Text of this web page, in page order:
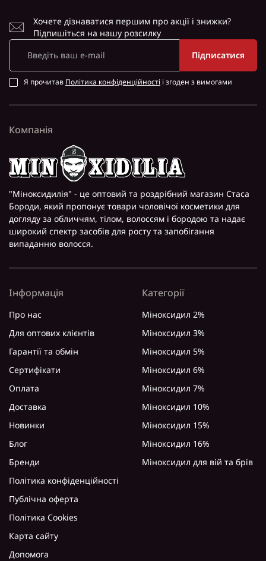
Хочете дізнаватися першим про акції і знижки?
Підпишіться на нашу розсилку
Підписатися
Я прочитав Політика конфіденційності і згоден з вимогами
Компанія
"Міноксидилія" - це оптовий та роздрібний магазин Стаса
Бороди, який пропонує товари чоловічої косметики для
догляду за обличчям, тілом, волоссям і бородою та надає
широкий спектр засобів для росту та запобігання
випаданню волосся.
Інформація
Про нас
Для оптових клієнтів
Гарантії та обмін
Сертифікати
Оплата
Доставка
Новинки
Блог
Бренди
Політика конфіденційності
Публічна оферта
Політика Cookies
Карта сайту
Допомога
Категорії
Міноксидил 2%
Міноксидил 3%
Міноксидил 5%
Міноксидил 6%
Міноксидил 7%
Міноксидил 10%
Міноксидил 15%
Міноксидил 16%
Міноксидил для вій та брів